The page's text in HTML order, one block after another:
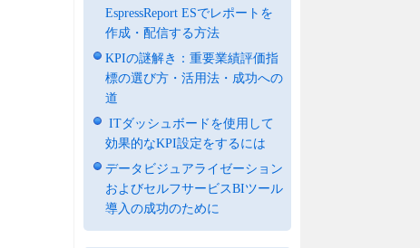
EspressReport ESでレポートを
作成・配信する方法
KPIの謎解き：重要業績評価指
標の選び方・活用法・成功への
道
ITダッシュボードを使用して
効果的なKPI設定をするには
データビジュアライゼーション
およびセルフサービスBIツール
導入の成功のために